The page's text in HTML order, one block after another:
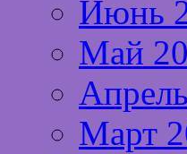
Июнь
Май
Март